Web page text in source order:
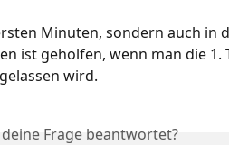
Minuten, sondern auch in
ist geholfen, wenn man die 1.
wird.
Frage beantwortet?